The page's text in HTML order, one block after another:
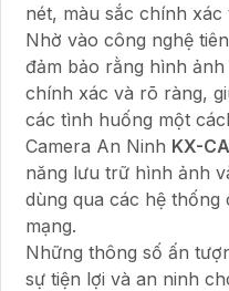
nét, màu sắc chính xác
Nhờ vào công nghệ
đảm bảo rằng hình
chính xác và rõ ràng,
các tình huống một
Camera An Ninh KX-
năng lưu trữ hình ảnh
dùng qua các hệ
mạng.
Những thông số ấn
sự tiện lợi và an ninh